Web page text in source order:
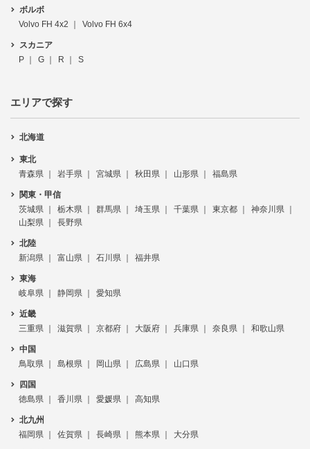
ボルボ
Volvo FH 4x2
Volvo FH 6x4
スカニア
P
G R S
エリアで探す
北海道
東北
青森県
岩手県 宮城県 秋田県 山形県 福島県
関東・甲信
茨城県
栃木県 群馬県 埼玉県 千葉県 東京都
神奈川県
山梨県
長野県
北陸
新潟県
富山県 石川県 福井県
東海
岐阜県
静岡県 愛知県
近畿
三重県
滋賀県 京都府 大阪府 兵庫県 奈良県 和歌山県
中国
鳥取県
島根県 岡山県 広島県 山口県
四国
徳島県
香川県 愛媛県 高知県
北九州
福岡県
佐賀県 長崎県 熊本県 大分県